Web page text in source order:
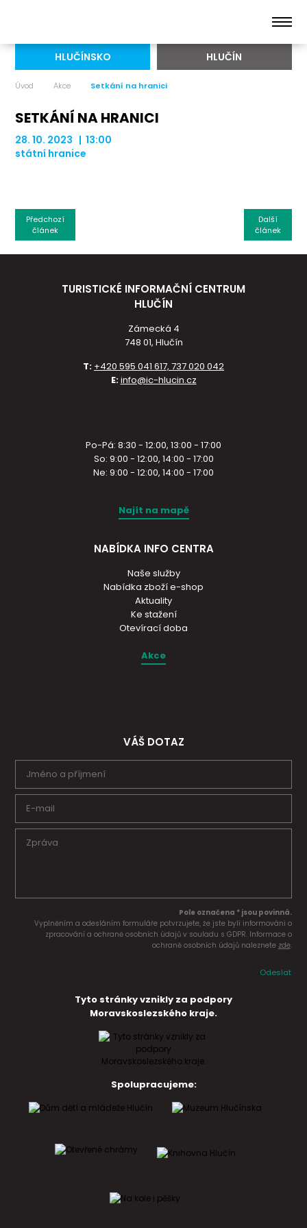
HLUČÍNSKO HLUČÍN
Úvod Akce Setkání na hranici
SETKÁNÍ NA HRANICI
28. 10. 2023 | 13:00
státní hranice
Další
článek
Předchozí
článek
TURISTICKÉ INFORMAČNÍ CENTRUM
HLUČÍN
Zámecká 4
748 01, Hlučín
T: +420 595 041 617, 737 020 042
E:info@ic-hlucin.cz
Po-Pá: 8:30 - 12:00, 13:00 - 17:00
So: 9:00 - 12:00, 14:00 - 17:00
Ne: 9:00 - 12:00, 14:00 - 17:00
Najít na mapě
NABÍDKA INFO CENTRA
Naše služby
Nabídka zboží e-shop
Aktuality
Ke stažení
Otevírací doba
Akce
VÁŠ DOTAZ
Pole označena * jsou povinná.
Vyplněním a odesláním formuláře potvrzujete, že jste byli informováni o
zpracování a ochraně osobních údajů v souladu s GDPR. Informace o
ochraně osobních údajů naleznete zde.
Odeslat
Tyto stránky vznikly za podpory
Moravskoslezského kraje.
Spolupracujeme: